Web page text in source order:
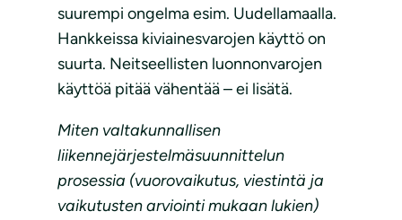
suurempi ongelma esim. Uudellamaalla.
Hankkeissa kiviainesvarojen käyttö on
suurta. Neitseellisten luonnonvarojen
käyttöä pitää vähentää – ei lisätä.
Miten valtakunnallisen
liikennejärjestelmäsuunnittelun
prosessia (vuorovaikutus, viestintä ja
vaikutusten arviointi mukaan lukien)